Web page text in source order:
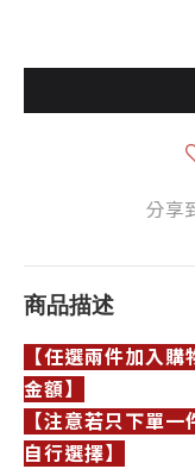
分享
商品描述
【任選兩件加入
金額】
【注意若只下單
自行選擇】